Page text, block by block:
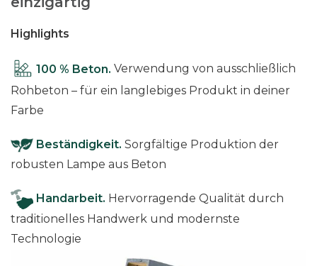
n
e
Highlights
100 % Beton. Verwendung von ausschließlich
Rohbeton – für ein langlebiges Produkt in deiner
Farbe
Beständigkeit. Sorgfältige Produktion der
robusten Lampe aus Beton
Handarbeit. Hervorragende Qualität durch
traditionelles Handwerk und modernste
Technologie